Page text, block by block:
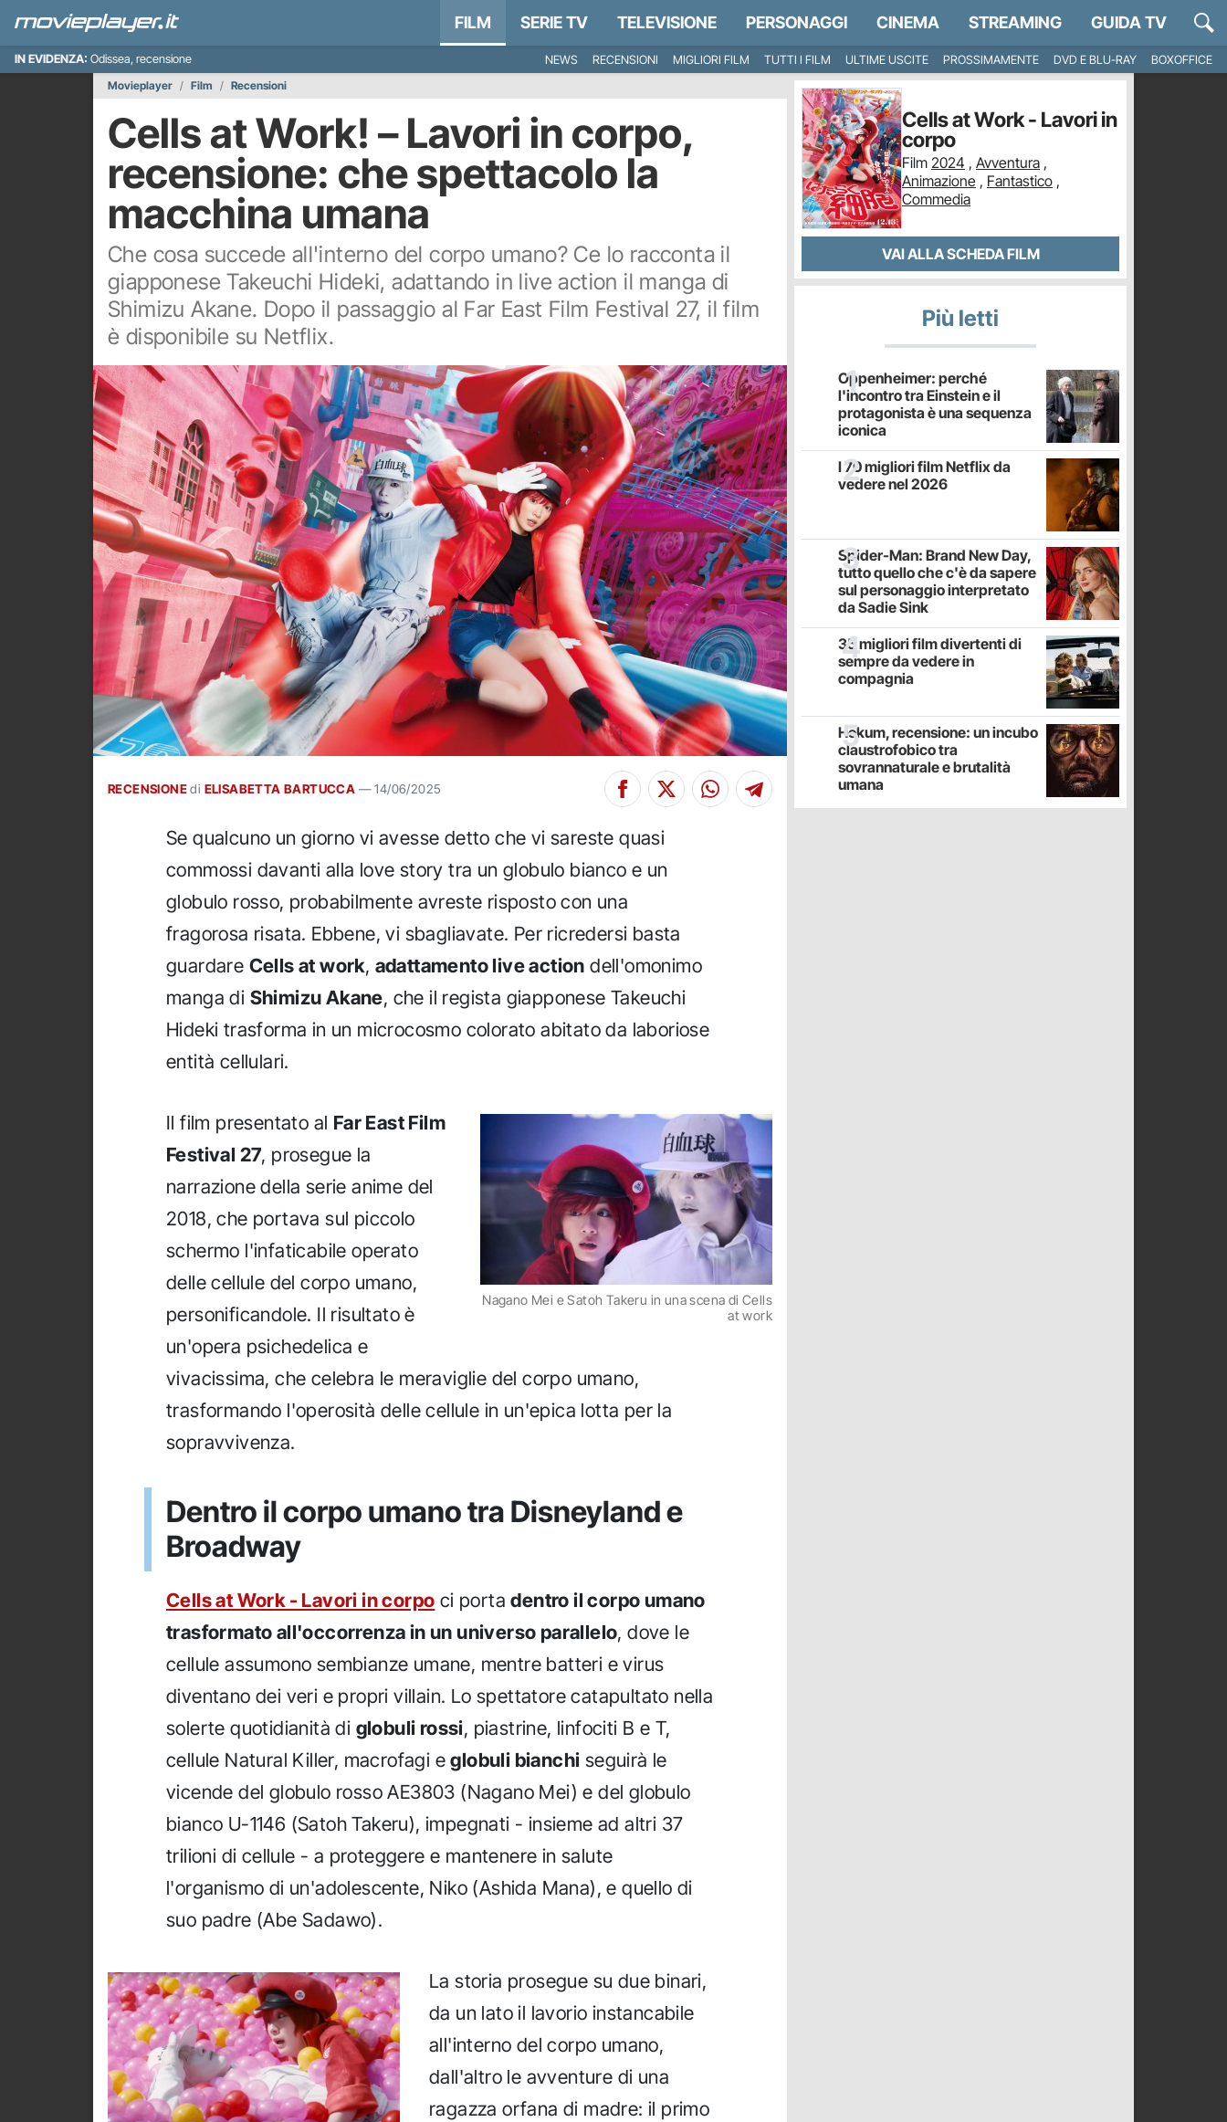
FILM SERIE TV TELEVISIONE PERSONAGGI CINEMA STREAMING GUIDA TV
IN EVIDENZA: Odissea, recensione NEWS RECENSIONI MIGLIORI FILM TUTTI I FILM ULTIME USCITE PROSSIMAMENTE DVD E BLU-RAY
BOXOFFICE
Movieplayer
Film Recensioni
Cells at Work! – Lavori in corpo,
recensione: che spettacolo la
macchina umana
Che cosa succede all'interno del corpo umano? Ce lo racconta il
giapponese Takeuchi Hideki, adattando in live action il manga di
Shimizu Akane. Dopo il passaggio al Far East Film Festival 27, il film
è disponibile su Netflix.
RECENSIONE di ELISABETTA BARTUCCA —14/06/2025
Se qualcuno un giorno vi avesse detto che vi sareste quasi
commossi davanti alla love story tra un globulo bianco e un
globulo rosso, probabilmente avreste risposto con una
fragorosa risata. Ebbene, vi sbagliavate. Per ricredersi basta
guardare Cells at work, adattamento live action dell'omonimo
manga di Shimizu Akane, che il regista giapponese Takeuchi
Hideki trasforma in un microcosmo colorato abitato da laboriose
entità cellulari.
Nagano Mei e Satoh Takeru in una scena di Cells
at work
Il film presentato al Far East Film
Festival 27, prosegue la
narrazione della serie anime del
2018, che portava sul piccolo
schermo l'infaticabile operato
delle cellule del corpo umano,
personificandole. Il risultato è
un'opera psichedelica e
vivacissima, che celebra le meraviglie del corpo umano,
trasformando l'operosità delle cellule in un'epica lotta per la
sopravvivenza.
Dentro il corpo umano tra Disneyland e
Broadway
Cells at Work - Lavori in corpo ci portadentro il corpo umano
trasformato all'occorrenza in un universo parallelo, dove le
cellule assumono sembianze umane, mentre batteri e virus
diventano dei veri e propri villain. Lo spettatore catapultato nella
solerte quotidianità di globuli rossi, piastrine, linfociti B e T,
cellule Natural Killer, macrofagi eglobuli bianchi seguirà le
vicende del globulo rosso AE3803 (Nagano Mei) e del globulo
bianco U-1146 (Satoh Takeru), impegnati - insieme ad altri 37
trilioni di cellule - a proteggere e mantenere in salute
l'organismo di un'adolescente, Niko (Ashida Mana), e quello di
suo padre (Abe Sadawo).
La storia prosegue su due binari,
da un lato il lavorio instancabile
all'interno del corpo umano,
dall'altro le avventure di una
ragazza orfana di madre: il primo
Cells at Work - Lavori in
corpo
Film 2024 , Avventura ,
Animazione , Fantastico ,
Commedia
VAI ALLA SCHEDA FILM
Più letti
Oppenheimer: perché
l'incontro tra Einstein e il
protagonista è una sequenza
iconica
I 70 migliori film Netflix da
vedere nel 2026
Spider-Man: Brand New Day,
tutto quello che c'è da sapere
sul personaggio interpretato
da Sadie Sink
35 migliori film divertenti di
sempre da vedere in
compagnia
Hokum, recensione: un incubo
claustrofobico tra
sovrannaturale e brutalità
umana